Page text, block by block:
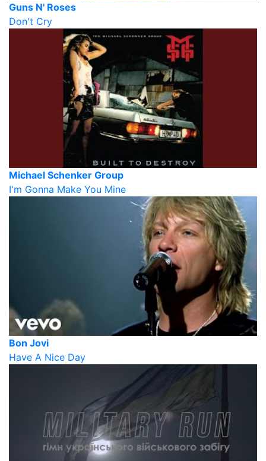
Guns N' Roses
Don't Cry
Michael Schenker Group
I'm Gonna Make You Mine
Bon Jovi
Have A Nice Day